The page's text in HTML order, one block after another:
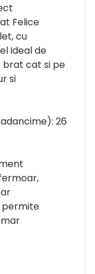
Felice
cu
ideal de
cat si pe
si
26
permite